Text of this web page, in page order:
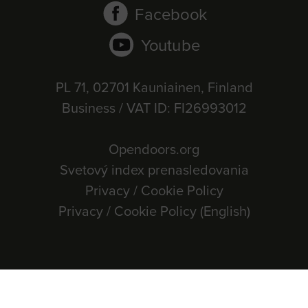
Facebook
Youtube
PL 71, 02701 Kauniainen, Finland
Business / VAT ID: FI26993012
Opendoors.org
Svetový index prenasledovania
Privacy / Cookie Policy
Privacy / Cookie Policy (English)